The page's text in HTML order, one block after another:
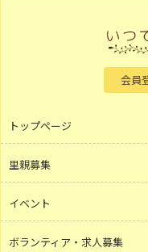
会員
トップページ
里親募集
イベント
ボランティア・求人募集